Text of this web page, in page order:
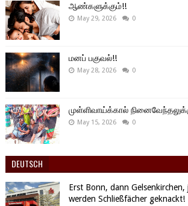
ஆண்களுக்கும்!!
May 29, 2026 0
மனப் பகுவல்!!
May 28, 2026 0
முள்ளிவாய்க்கால்
May 15, 2026 0
DEUTSCH
Erst Bonn, dann
werden Schließfächer geknackt!